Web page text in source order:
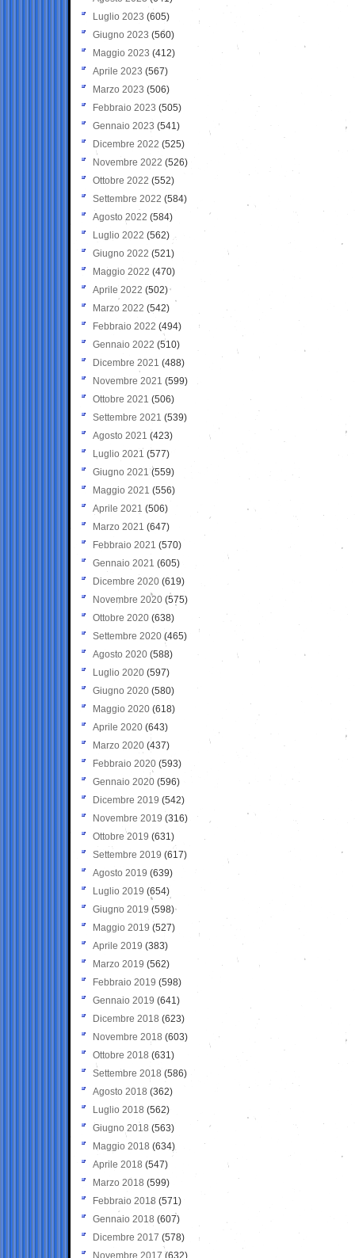
Luglio 2023 (605)
Giugno 2023 (560)
Maggio 2023 (412)
Aprile 2023 (567)
Marzo 2023 (506)
Febbraio 2023 (505)
Gennaio 2023 (541)
Dicembre 2022 (525)
Novembre 2022 (526)
Ottobre 2022 (552)
Settembre 2022 (584)
Agosto 2022 (584)
Luglio 2022 (562)
Giugno 2022 (521)
Maggio 2022 (470)
Aprile 2022 (502)
Marzo 2022 (542)
Febbraio 2022 (494)
Gennaio 2022 (510)
Dicembre 2021 (488)
Novembre 2021 (599)
Ottobre 2021 (506)
Settembre 2021 (539)
Agosto 2021 (423)
Luglio 2021 (577)
Giugno 2021(559)
Maggio 2021 (556)
Aprile 2021 (506)
Marzo 2021 (647)
Febbraio 2021 (570)
Gennaio 2021 (605)
Dicembre 2020 (619)
Novembre 2020 (575)
Ottobre 2020 (638)
Settembre 2020(465)
Agosto 2020 (588)
Luglio 2020 (597)
Giugno 2020 (580)
Maggio 2020 (618)
Aprile 2020 (643)
Marzo 2020 (437)
Febbraio 2020 (593)
Gennaio 2020 (596)
Dicembre 2019 (542)
Novembre 2019 (316)
Ottobre 2019 (631)
Settembre 2019 (617)
Agosto 2019 (639)
Luglio 2019 (654)
Giugno 2019 (598)
Maggio 2019 (527)
Aprile 2019 (383)
Marzo 2019 (562)
Febbraio 2019 (598)
Gennaio 2019 (641)
Dicembre 2018 (623)
Novembre 2018 (603)
Ottobre 2018 (631)
Settembre 2018 (586)
Agosto 2018 (362)
Luglio 2018 (562)
Giugno 2018 (563)
Maggio 2018 (634)
Aprile 2018 (547)
Marzo 2018 (599)
Febbraio 2018 (571)
Gennaio 2018 (607)
Dicembre 2017 (578)
Novembre 2017 (632)